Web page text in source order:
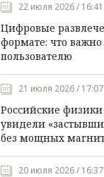
22 июля 2026 / 16:41
Цифровые
формате: что
пользователю
21 июля 2026 / 17:07
Российские
увидели
без мощных
20 июля 2026 / 16:37